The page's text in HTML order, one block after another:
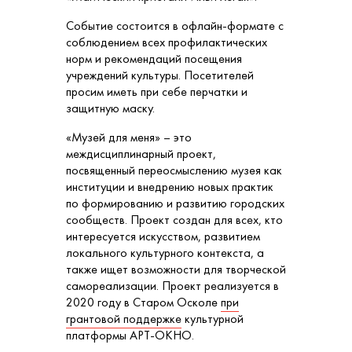
Событие состоится в офлайн-формате с
соблюдением всех профилактических
норм и рекомендаций посещения
учреждений культуры. Посетителей
просим иметь при себе перчатки и
защитную маску.
«Музей для меня» – это
междисциплинарный проект,
посвященный переосмыслению музея как
институции и внедрению новых практик
по формированию и развитию городских
сообществ. Проект создан для всех, кто
интересуется искусством, развитием
локального культурного контекста, а
также ищет возможности для творческой
самореализации. Проект реализуется в
2020 году в Старом Осколепри
грантовой поддержкекультурной
платформы АРТ-ОКНО.